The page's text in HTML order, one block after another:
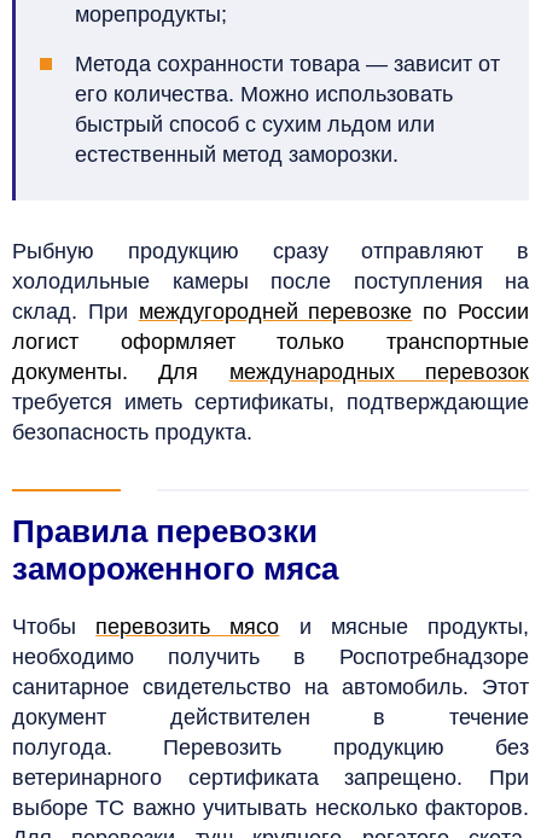
морепродукты;
Метода сохранности товара — зависит от
его количества. Можно использовать
быстрый способ с сухим льдом или
естественный метод заморозки.
Рыбную продукцию сразу отправляют в
холодильные камеры после поступления на
склад. При междугородней перевозке по России
логист оформляет только транспортные
документы. Для международных перевозок
требуется иметь сертификаты, подтверждающие
безопасность продукта.
Правила перевозки
замороженного мяса
Чтобы перевозить мясо и мясные продукты,
необходимо получить в Роспотребнадзоре
санитарное свидетельство на автомобиль. Этот
документ действителен в течение
полугода. Перевозить продукцию без
ветеринарного сертификата запрещено. При
выборе ТС важно учитывать несколько факторов.